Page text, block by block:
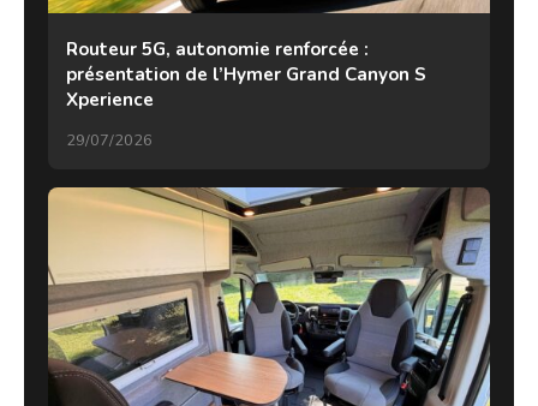
Routeur 5G, autonomie renforcée :
présentation de l’Hymer Grand Canyon S
Xperience
29/07/2026